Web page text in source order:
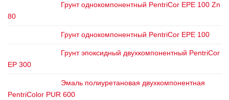
Грунт однокомпонентный PentriCor EPE 100 Zn
80
Грунт однокомпонентный PentriCor EPE 100
Грунт эпоксидный двухкомпонентный PentriCor
EP 300
Эмаль полиуретановая двухкомпонентная
PentriColor PUR 600